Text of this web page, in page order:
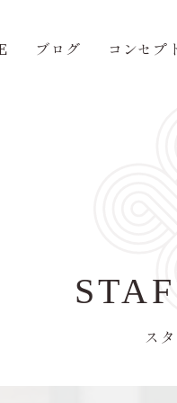
ブログ コンセプ
ス